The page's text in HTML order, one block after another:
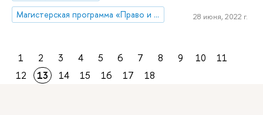
Магистерская программа «Право и государственное управление» (Санкт-Петербург)
28 июня, 2022 г.
1 2 3 4 5 6 7 8 9 10
11
12
13 14 15 16 17 18